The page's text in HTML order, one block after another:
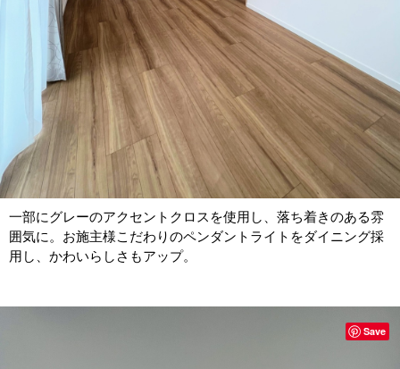
一部にグレーのアクセントクロスを使用し、落ち着きのある雰
囲気に。お施主様こだわりのペンダントライトをダイニング採
用し、かわいらしさもアップ。
Save